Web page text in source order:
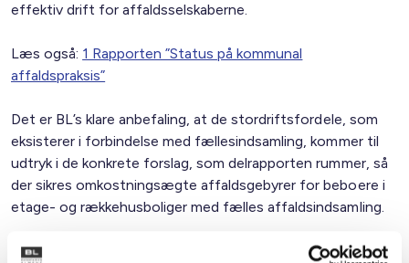
effektiv drift for affaldsselskaberne.
Læs også: 1 Rapporten ”Status på kommunal
affaldspraksis”
Det er BL’s klare anbefaling, at de stordriftsfordele, som
eksisterer i forbindelse med fællesindsamling, kommer til
udtryk i de konkrete forslag, som delrapporten rummer, så
der sikres omkostningsægte affaldsgebyrer for beboere i
etage- og rækkehusboliger med fælles affaldsindsamling.
BDO og Forsyningstilsynet lægger op til, at der i ny